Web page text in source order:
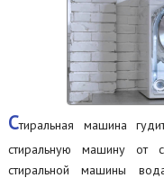
Стиральная машина
стиральную машину от
стиральной машины